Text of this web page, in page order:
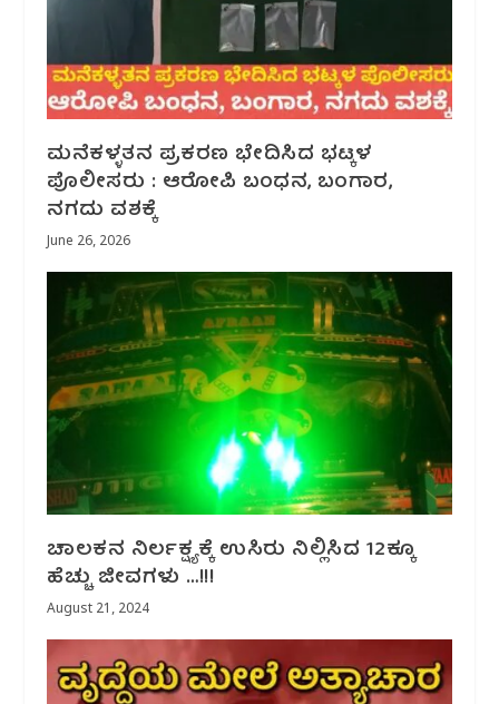
ಮನೆಕಳ್ಳತನ ಪ್ರಕರಣ ಭೇದಿಸಿದ ಭಟ್ಕಳ
ಪೊಲೀಸರು : ಆರೋಪಿ ಬಂಧನ, ಬಂಗಾರ,
ನಗದು ವಶಕ್ಕೆ
June 26, 2026
ಚಾಲಕನ ನಿರ್ಲಕ್ಷ್ಯಕ್ಕೆ ಉಸಿರು ನಿಲ್ಲಿಸಿದ 12ಕ್ಕೂ
ಹೆಚ್ಚು ಜೀವಗಳು …!!!
August 21, 2024